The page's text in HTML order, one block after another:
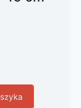
Flos Bellhop